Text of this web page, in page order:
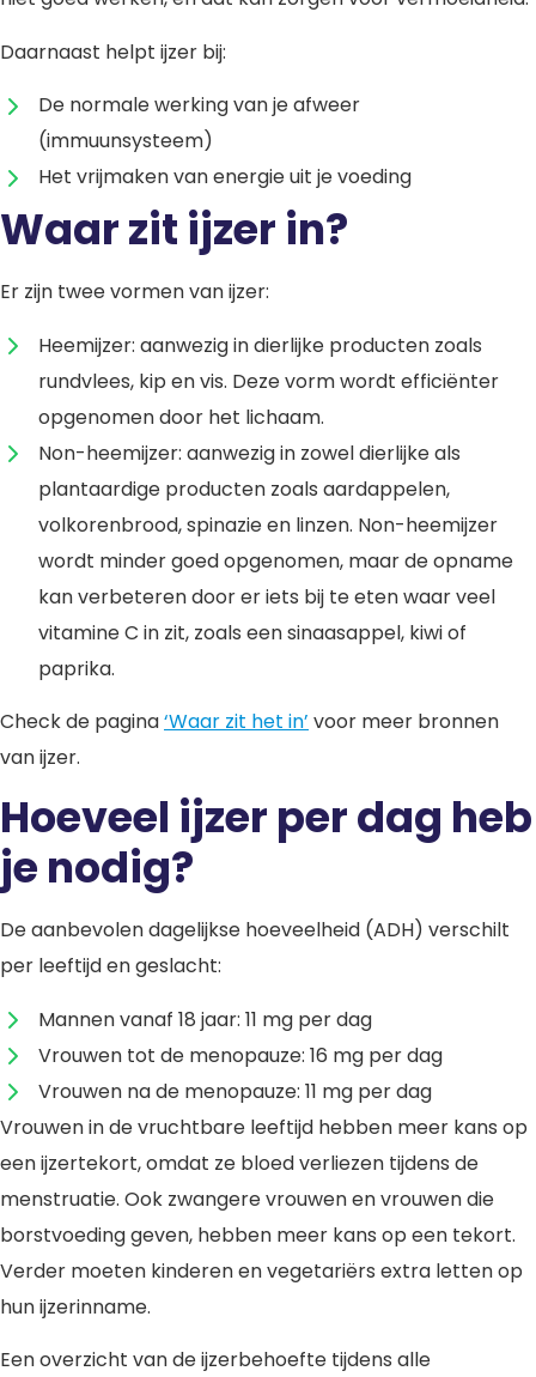
Daarnaast helpt ijzer bij:
De normale werking van je afweer
(immuunsysteem)
Het vrijmaken van energie uit je voeding
Waar zit ijzer in?
Er zijn twee vormen van ijzer:
Heemijzer: aanwezig in dierlijke producten zoals
rundvlees, kip en vis. Deze vorm wordt efficiënter
opgenomen door het lichaam.
Non-heemijzer: aanwezig in zowel dierlijke als
plantaardige producten zoals aardappelen,
volkorenbrood, spinazie en linzen. Non-heemijzer
wordt minder goed opgenomen, maar de opname
kan verbeteren door er iets bij te eten waar veel
vitamine C in zit, zoals een sinaasappel, kiwi of
paprika.
Check de pagina‘Waar zit het in’ voor meer bronnen
van ijzer.
Hoeveel ijzer per dag heb
je nodig?
De aanbevolen dagelijkse hoeveelheid (ADH) verschilt
per leeftijd en geslacht:
Mannen vanaf 18 jaar: 11 mg per dag
Vrouwen tot de menopauze: 16 mg per dag
Vrouwen na de menopauze: 11 mg per dag
Vrouwen in de vruchtbare leeftijd hebben meer kans op
een ijzertekort, omdat ze bloed verliezen tijdens de
menstruatie. Ook zwangere vrouwen en vrouwen die
borstvoeding geven, hebben meer kans op een tekort.
Verder moeten kinderen en vegetariërs extra letten op
hun ijzerinname.
Een overzicht van de ijzerbehoefte tijdens alle